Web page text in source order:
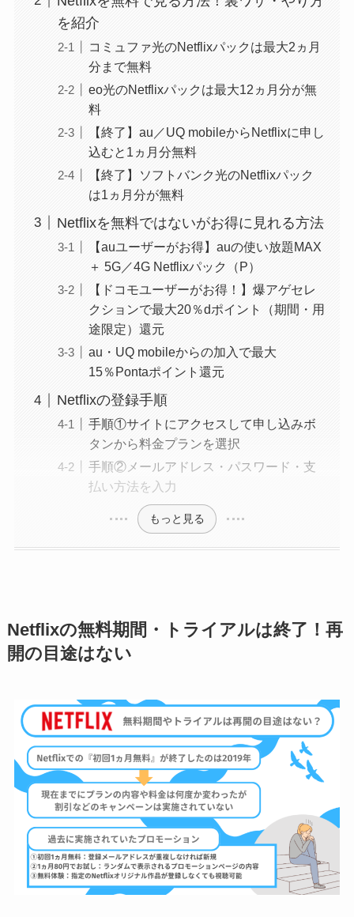
を紹介
コミュファ光のNetflixパックは最大2ヵ月
分まで無料
eo光のNetflixパックは最大12ヵ月分が無
料
【終了】au／UQ mobileからNetflixに申し
込むと1ヵ月分無料
【終了】ソフトバンク光のNetflixパック
は1ヵ月分が無料
Netflixを無料ではないがお得に見れる方法
【auユーザーがお得】auの使い放題MAX
＋ 5G／4G Netflixパック（P）
【ドコモユーザーがお得！】爆アゲセレ
クションで最大20％dポイント（期間・用
途限定）還元
au・UQ mobileからの加入で最大
15％Pontaポイント還元
Netflixの登録手順
手順①サイトにアクセスして申し込みボ
タンから料金プランを選択
手順②メールアドレス・パスワード・支
払い方法を入力
もっと見る
Netflixの無料期間・トライアルは終了！再
開の目途はない